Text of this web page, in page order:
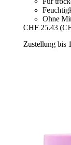
Ohne
CHF 25.43
Zustellung bis